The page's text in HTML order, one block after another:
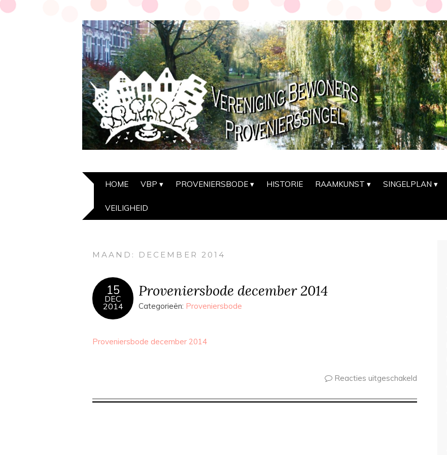
HOME VBP PROVENIERSBODE HISTORIE RAAMKUNST SINGELPLAN
VEILIGHEID
MAAND: DECEMBER 2014
15
DEC
2014
Proveniersbode december 2014
Categorieën: Proveniersbode
Proveniersbode december 2014
Reacties uitgeschakeld